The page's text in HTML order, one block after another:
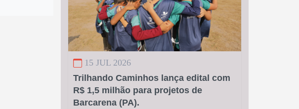
15 JUL 2026
Trilhando Caminhos lança edital com
R$ 1,5 milhão para projetos de
Barcarena (PA).